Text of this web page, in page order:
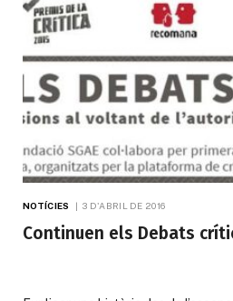
NOTÍCIES 3 D'ABRIL DE 2016
Continuen els Debats